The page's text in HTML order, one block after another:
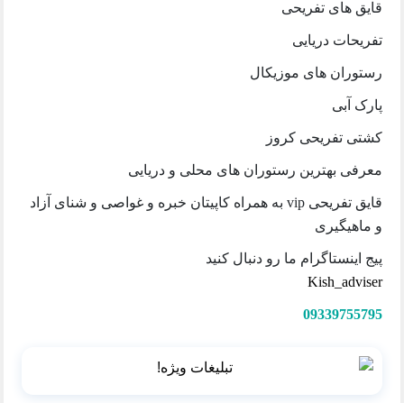
قایق های تفریحی
تفریحات دریایی
ر ستوران های موزیکال
پارک آبی
کشتی تفریحی کروز
معرفی بهترین رستوران های محلی و دریایی
قایق تفریحی vip به همراه کاپیتان خبره و غواصی و شنای آزاد
و ماهیگیری
پیج اینستاگرام ما رو دنبال کنید
Kish_adviser
09339755795